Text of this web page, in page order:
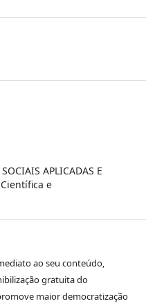
APLICADAS E
e
ao seu conteúdo,
gratuita do
maior democratização